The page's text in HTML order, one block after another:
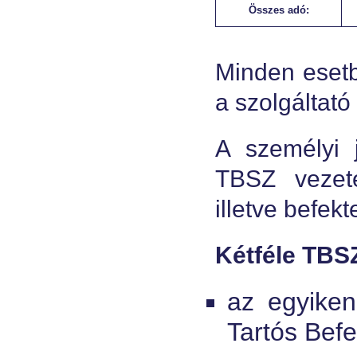
Összes adó:
Minden
a
A személyi
TBSZ
illetve
Kétféle
az
Tartós